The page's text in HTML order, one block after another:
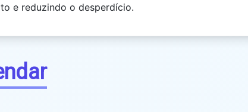
e reduzindo o desperdício.